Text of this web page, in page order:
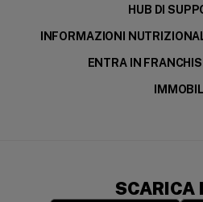
HUB DI
INFORMAZIONI
ENTRA IN
IMMOBILI
SCARICA